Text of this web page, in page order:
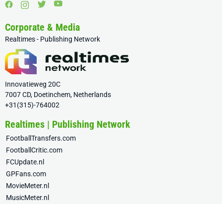
Corporate & Media
Realtimes - Publishing Network
Innovatieweg 20C
7007 CD, Doetinchem, Netherlands
+31(315)-764002
Realtimes | Publishing Network
FootballTransfers.com
FootballCritic.com
FCUpdate.nl
GPFans.com
MovieMeter.nl
MusicMeter.nl